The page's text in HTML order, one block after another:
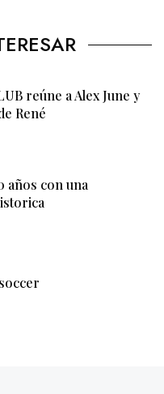
reúne a Alex June y
René
años con una